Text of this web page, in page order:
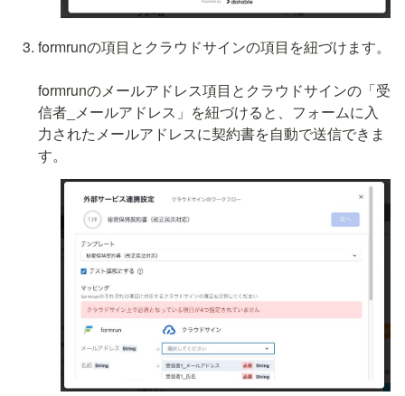
formrunの項目とクラウドサインの項目を紐づけます。
formrunのメールアドレス項目とクラウドサインの「受
信者_メールアドレス」を紐づけると、フォームに入
力されたメールアドレスに契約書を自動で送信できま
す。